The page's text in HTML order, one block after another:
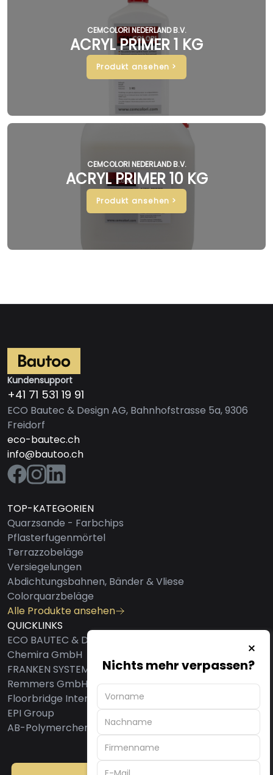
CEMCOLORI NEDERLAND B.V.
ACRYL PRIMER 1 KG
Produkt ansehen >
CEMCOLORI NEDERLAND B.V.
ACRYL PRIMER 10 KG
Produkt ansehen >
Kundensupport
+41 71 531 19 91
ECO Bautec & Design AG, Bahnhofstrasse 5a, 9306
Freidorf
eco-bautec.ch
info@bautoo.ch
TOP-KATEGORIEN
Quarzsande - Farbchips
Pflasterfugenmörtel
Terrazzobeläge
Versiegelungen
Abdichtungsbahnen, Bänder & Vliese
Colorquarzbeläge
Alle Produkte ansehen
QUICKLINKS
ECO BAUTEC & DESIGN AG
Chemira GmbH
FRANKEN SYSTEMS GMBH
Remmers GmbH
Floorbridge International GmbH
EPI Group
AB-Polymerchemie GmbH
Nichts mehr verpassen?